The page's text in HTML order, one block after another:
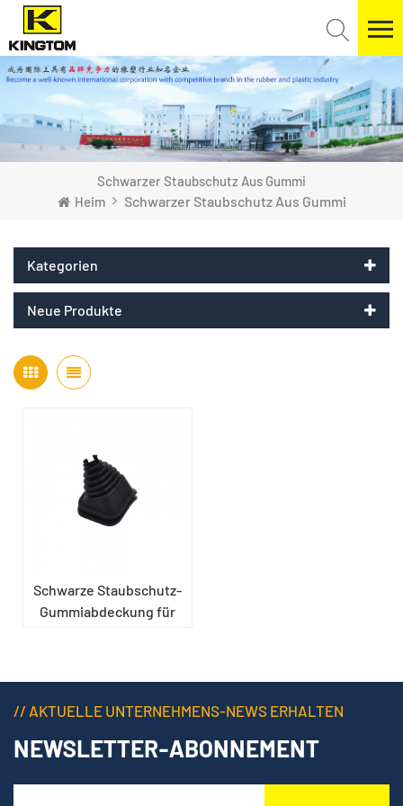
Schwarzer Staubschutz Aus Gummi
Heim
Schwarzer Staubschutz Aus Gummi
Kategorien
Neue Produkte
Schwarze Staubschutz-
Gummiabdeckung für
// AKTUELLE UNTERNEHMENS-NEWS ERHALTEN
NEWSLETTER-ABONNEMENT